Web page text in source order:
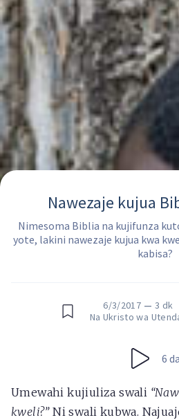
Nawezaje kujua
Nimesoma Biblia na kujifunza
yote, lakini nawezaje kujua kwa
kabisa?
6/3/2017 — 3 dk
Na Ukristo wa
6
Umewahi kujiuliza swali
kweli?”Ni swali kubwa.